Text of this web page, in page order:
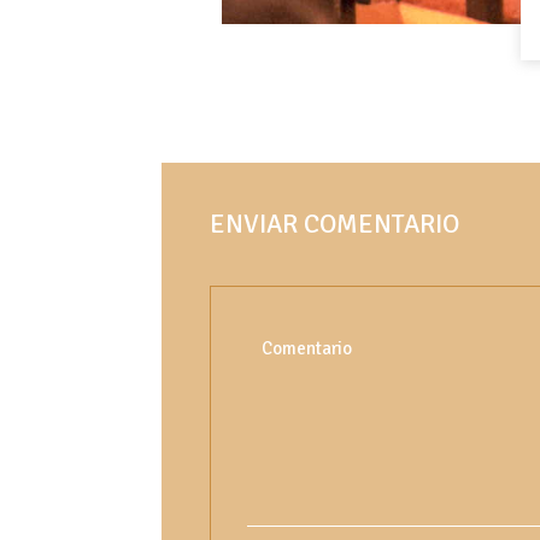
ENVIAR COMENTARIO